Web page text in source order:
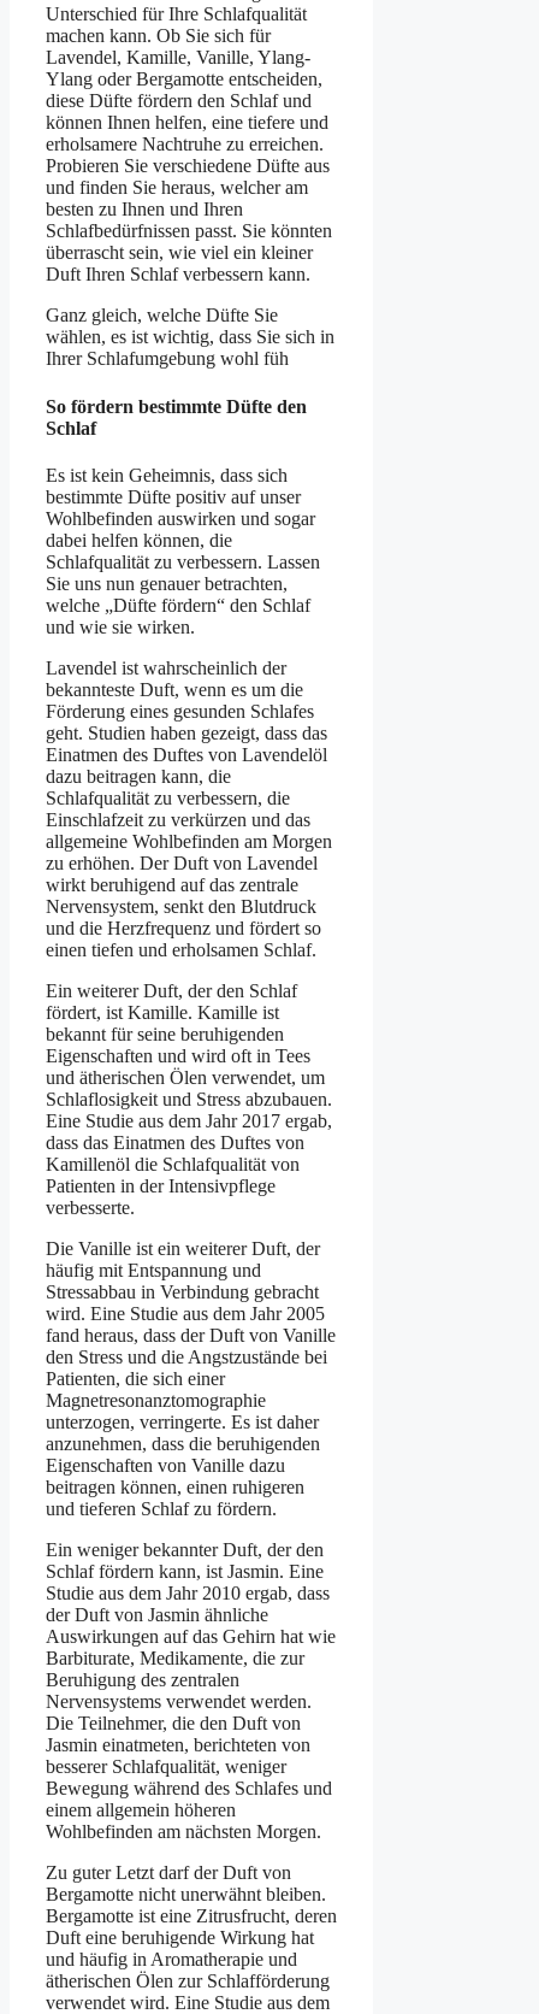
Unterschied für Ihre Schlafqualität
machen kann. Ob Sie sich für
Lavendel, Kamille, Vanille, Ylang-
Ylang oder Bergamotte entscheiden,
diese Düfte fördern den Schlaf und
können Ihnen helfen, eine tiefere und
erholsamere Nachtruhe zu erreichen.
Probieren Sie verschiedene Düfte aus
und finden Sie heraus, welcher am
besten zu Ihnen und Ihren
Schlafbedürfnissen passt. Sie könnten
überrascht sein, wie viel ein kleiner
Duft Ihren Schlaf verbessern kann.
Ganz gleich, welche Düfte Sie
wählen, es ist wichtig, dass Sie sich in
Ihrer Schlafumgebung wohl füh
So fördern bestimmte Düfte den
Schlaf
Es ist kein Geheimnis, dass sich
bestimmte Düfte positiv auf unser
Wohlbefinden auswirken und sogar
dabei helfen können, die
Schlafqualität zu verbessern. Lassen
Sie uns nun genauer betrachten,
welche „Düfte fördern“ den Schlaf
und wie sie wirken.
Lavendel ist wahrscheinlich der
bekannteste Duft, wenn es um die
Förderung eines gesunden Schlafes
geht. Studien haben gezeigt, dass das
Einatmen des Duftes von Lavendelöl
dazu beitragen kann, die
Schlafqualität zu verbessern, die
Einschlafzeit zu verkürzen und das
allgemeine Wohlbefinden am Morgen
zu erhöhen. Der Duft von Lavendel
wirkt beruhigend auf das zentrale
Nervensystem, senkt den Blutdruck
und die Herzfrequenz und fördert so
einen tiefen und erholsamen Schlaf.
Ein weiterer Duft, der den Schlaf
fördert, ist Kamille. Kamille ist
bekannt für seine beruhigenden
Eigenschaften und wird oft in Tees
und ätherischen Ölen verwendet, um
Schlaflosigkeit und Stress abzubauen.
Eine Studie aus dem Jahr 2017 ergab,
dass das Einatmen des Duftes von
Kamillenöl die Schlafqualität von
Patienten in der Intensivpflege
verbesserte.
Die Vanille ist ein weiterer Duft, der
häufig mit Entspannung und
Stressabbau in Verbindung gebracht
wird. Eine Studie aus dem Jahr 2005
fand heraus, dass der Duft von Vanille
den Stress und die Angstzustände bei
Patienten, die sich einer
Magnetresonanztomographie
unterzogen, verringerte. Es ist daher
anzunehmen, dass die beruhigenden
Eigenschaften von Vanille dazu
beitragen können, einen ruhigeren
und tieferen Schlaf zu fördern.
Ein weniger bekannter Duft, der den
Schlaf fördern kann, ist Jasmin. Eine
Studie aus dem Jahr 2010 ergab, dass
der Duft von Jasmin ähnliche
Auswirkungen auf das Gehirn hat wie
Barbiturate, Medikamente, die zur
Beruhigung des zentralen
Nervensystems verwendet werden.
Die Teilnehmer, die den Duft von
Jasmin einatmeten, berichteten von
besserer Schlafqualität, weniger
Bewegung während des Schlafes und
einem allgemein höheren
Wohlbefinden am nächsten Morgen.
Zu guter Letzt darf der Duft von
Bergamotte nicht unerwähnt bleiben.
Bergamotte ist eine Zitrusfrucht, deren
Duft eine beruhigende Wirkung hat
und häufig in Aromatherapie und
ätherischen Ölen zur Schlafförderung
verwendet wird. Eine Studie aus dem